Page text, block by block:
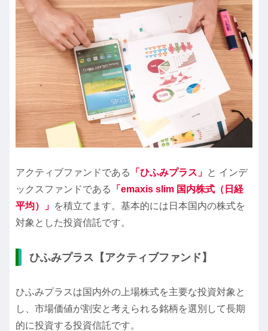
アクティブファンドである 「ひふみプラス」 と インデ
ックスファンドである
「emaxis slim 国内株式（日経
平均）」 を積立てます。基本的には日本国内の株式を
対象とした投資信託です。
ひふみプラス【アクティブファンド】
ひふみプラスは国内外の上場株式を主要な投資対象と
し、市場価値が割安と考えられる銘柄を選別して長期
的に投資する投資信託です。